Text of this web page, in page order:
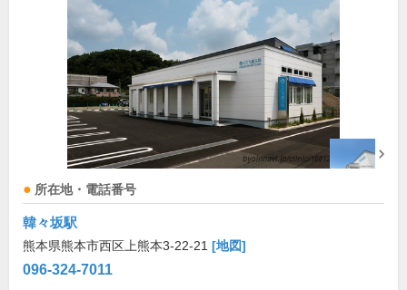
所在地・電話番号
韓々坂駅
熊本県熊本市西区上熊本3-22-21 [地図]
096-324-7011